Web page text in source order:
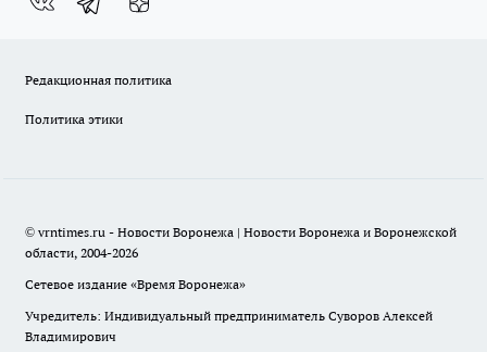
Редакционная политика
Политика этики
© vrntimes.ru - Новости Воронежа | Новости Воронежа и Воронежской
области, 2004-2026
Сетевое издание «Время Воронежа»
Учредитель: Индивидуальный предприниматель Суворов Алексей
Владимирович